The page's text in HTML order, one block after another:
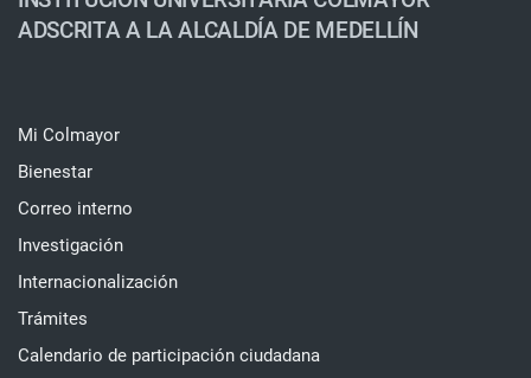
ADSCRITA A LA ALCALDÍA DE MEDELLÍN
Mi Colmayor
Bienestar
Correo interno
Investigación
Internacionalización
Trámites
Calendario de participación ciudadana